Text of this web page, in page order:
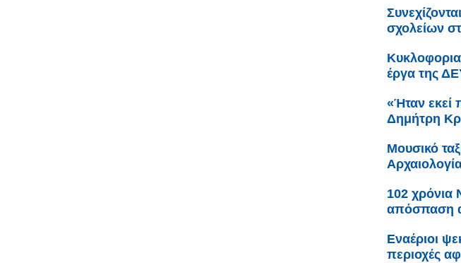
σχολείων
έργα της
«Ήταν εκεί
Δημήτρη
Μουσικό
102 χρόνια
απόσπαση
Εναέριοι
περιοχές